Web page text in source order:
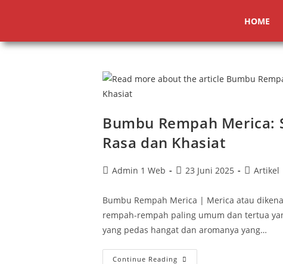
HOME
Bumbu Rempah Merica:
Rasa dan Khasiat
Admin 1 Web 23 Juni 2025 Artikel
Bumbu Rempah Merica | Merica atau
rempah-rempah paling umum dan tertua
yang pedas hangat dan aromanya yang…
Continue Reading